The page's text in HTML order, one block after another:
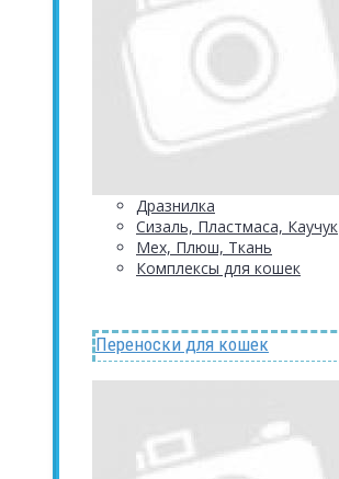
Дразнилка
Сизаль, Пластмаса, Каучук
Мех, Плюш, Ткань
Комплексы для кошек
Переноски для кошек